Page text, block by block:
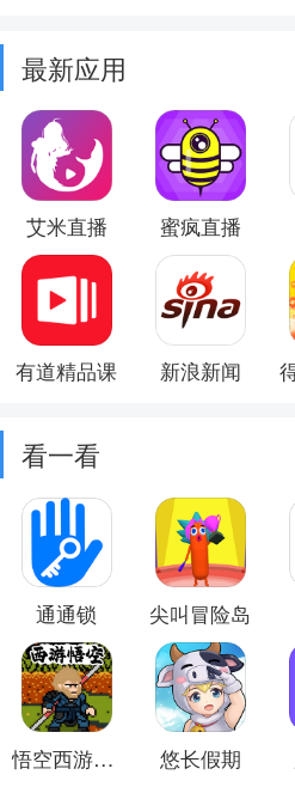
最新应用
艾米直播 蜜疯直播
有道精品课 新浪新闻
看一看
通通锁 尖叫冒险岛
悟空西游酷跑 悠长假期